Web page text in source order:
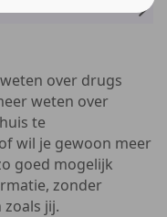
over drugs
weten over
te
wil je gewoon meer
goed mogelijk
zonder
jij.